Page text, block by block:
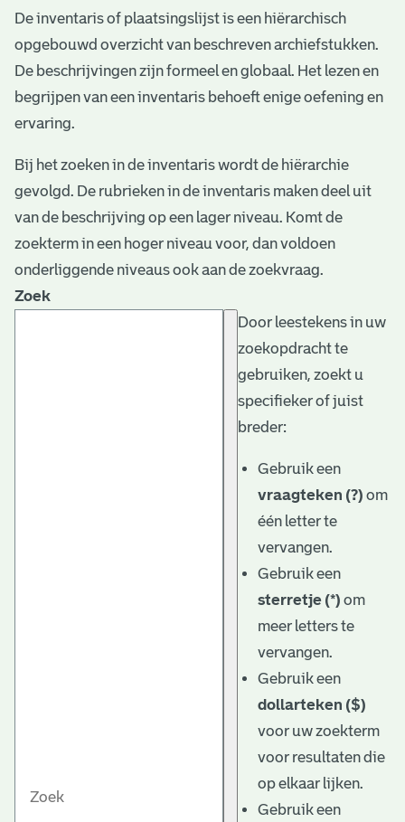
n
De inventaris of plaatsingslijst is een hiërarchisch
opgebouwd overzicht van beschreven archiefstukken.
De beschrijvingen zijn formeel en globaal. Het lezen en
begrijpen van een inventaris behoeft enige oefening en
ervaring.
Bij het zoeken in de inventaris wordt de hiërarchie
gevolgd. De rubrieken in de inventaris maken deel uit
van de beschrijving op een lager niveau. Komt de
zoekterm in een hoger niveau voor, dan voldoen
onderliggende niveaus ook aan de zoekvraag.
Zoek
Door leestekens in uw
zoekopdracht te
gebruiken, zoekt u
specifieker of juist
breder:
Gebruik een
vraagteken (?) om
één letter te
vervangen.
Gebruik een
sterretje (*) om
meer letters te
vervangen.
Gebruik een
dollarteken ($)
voor uw zoekterm
voor resultaten die
op elkaar lijken.
Gebruik een